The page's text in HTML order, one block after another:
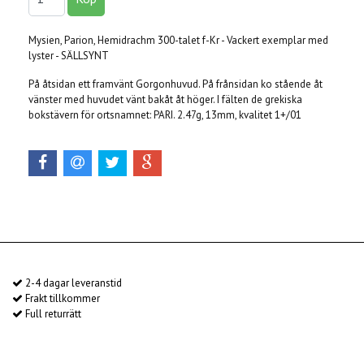
Mysien, Parion, Hemidrachm 300-talet f-Kr - Vackert exemplar med
lyster - SÄLLSYNT
På åtsidan ett framvänt Gorgonhuvud. På frånsidan ko stående åt
vänster med huvudet vänt bakåt åt höger. I fälten de grekiska
bokstävern för ortsnamnet: PARI. 2.47g, 13mm, kvalitet 1+/01
2-4 dagar leveranstid
Frakt tillkommer
Full returrätt